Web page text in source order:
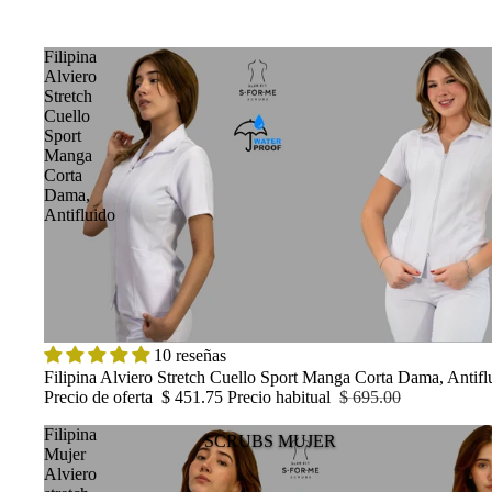
SCRUBS MUJER
Filipina
Alviero
Stretch
Cuello
Sport
Manga
Corta
Dama,
Antifluido
OFERTA
10 reseñas
Filipina Alviero Stretch Cuello Sport Manga Corta Dama,
Precio de oferta $ 451.75 Precio habitual $ 695.00
Filipina
Mujer
Alviero